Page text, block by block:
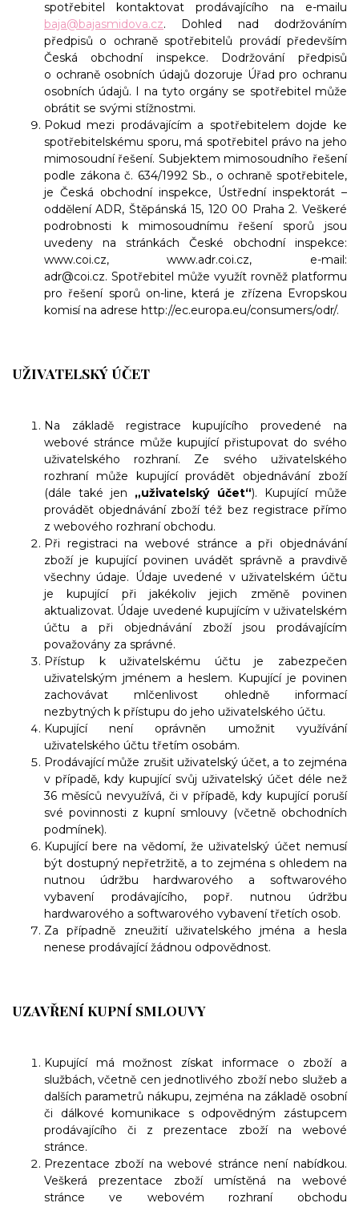
spotřebitel kontaktovat prodávajícího na e-mailu
baja@bajasmidova.cz. Dohled nad dodržováním
předpisů o ochraně spotřebitelů provádí především
Česká obchodní inspekce. Dodržování předpisů
o ochraně osobních údajů dozoruje Úřad pro ochranu
osobních údajů. I na tyto orgány se spotřebitel může
obrátit se svými stížnostmi.
Pokud mezi prodávajícím a spotřebitelem dojde ke
spotřebitelskému sporu, má spotřebitel právo na jeho
mimosoudní řešení. Subjektem mimosoudního řešení
podle zákona č. 634/1992 Sb., o ochraně spotřebitele,
je Česká obchodní inspekce, Ústřední inspektorát –
oddělení ADR, Štěpánská 15, 120 00 Praha 2. Veškeré
podrobnosti k mimosoudnímu řešení sporů jsou
uvedeny na stránkách České obchodní inspekce:
www.coi.cz, www.adr.coi.cz, e-mail:
adr@coi.cz. Spotřebitel může využít rovněž platformu
pro řešení sporů on-line, která je zřízena Evropskou
komisí na adrese http://ec.europa.eu/consumers/odr/.
UŽIVATELSKÝ ÚČET
Na základě registrace kupujícího provedené na
webové stránce může kupující přistupovat do svého
uživatelského rozhraní. Ze svého uživatelského
rozhraní může kupující provádět objednávání zboží
(dále také jen „uživatelský účet“). Kupující může
provádět objednávání zboží též bez registrace přímo
z webového rozhraní obchodu.
Při registraci na webové stránce a při objednávání
zboží je kupující povinen uvádět správně a pravdivě
všechny údaje. Údaje uvedené v uživatelském účtu
je kupující při jakékoliv jejich změně povinen
aktualizovat. Údaje uvedené kupujícím v uživatelském
účtu a při objednávání zboží jsou prodávajícím
považovány za správné.
Přístup k uživatelskému účtu je zabezpečen
uživatelským jménem a heslem. Kupující je povinen
zachovávat mlčenlivost ohledně informací
nezbytných k přístupu do jeho uživatelského účtu.
Kupující není oprávněn umožnit využívání
uživatelského účtu třetím osobám.
Prodávající může zrušit uživatelský účet, a to zejména
v případě, kdy kupující svůj uživatelský účet déle než
36 měsíců nevyužívá, či v případě, kdy kupující poruší
své povinnosti z kupní smlouvy (včetně obchodních
podmínek).
Kupující bere na vědomí, že uživatelský účet nemusí
být dostupný nepřetržitě, a to zejména s ohledem na
nutnou údržbu hardwarového a softwarového
vybavení prodávajícího, popř. nutnou údržbu
hardwarového a softwarového vybavení třetích osob.
Za případně zneužití uživatelského jména a hesla
nenese prodávající žádnou odpovědnost.
UZAVŘENÍ KUPNÍ SMLOUVY
Kupující má možnost získat informace o zboží a
službách, včetně cen jednotlivého zboží nebo služeb a
dalších parametrů nákupu, zejména na základě osobní
či dálkové komunikace s odpovědným zástupcem
prodávajícího či z prezentace zboží na webové
stránce.
Prezentace zboží na webové stránce není nabídkou.
Veškerá prezentace zboží umístěná na webové
stránce ve webovém rozhraní obchodu